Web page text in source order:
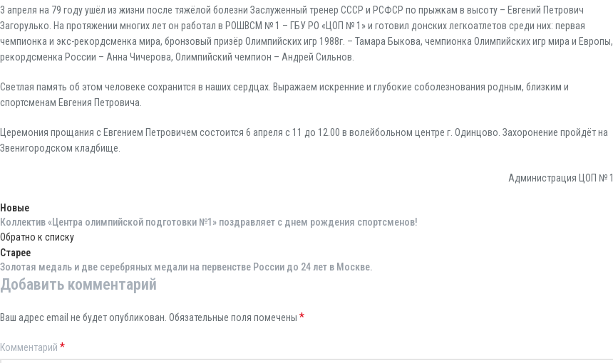
3 апреля на 79 году ушёл из жизни после тяжёлой болезни Заслуженный тренер СССР и РСФСР по прыжкам в высоту – Евгений Петрович
Загорулько. На протяжении многих лет он работал в РОШВСМ № 1 – ГБУ РО «ЦОП № 1» и готовил донских легкоатлетов среди них: первая
чемпионка и экс-рекордсменка мира, бронзовый призёр Олимпийских игр 1988г. – Тамара Быкова, чемпионка Олимпийских игр мира и Европы,
рекордсменка России – Анна Чичерова, Олимпийский чемпион – Андрей Сильнов.
Светлая память об этом человеке сохранится в наших сердцах. Выражаем искренние и глубокие соболезнования родным, близким и
спортсменам Евгения Петровича.
Церемония прощания с Евгением Петровичем состоится 6 апреля с 11 до 12.00 в волейбольном центре г. Одинцово. Захоронение пройдёт на
Звенигородском кладбище.
Администрация ЦОП № 1
Новые
Коллектив «Центра олимпийской подготовки №1» поздравляет с днем рождения спортсменов!
Обратно к списку
Старее
Золотая медаль и две серебряных медали на первенстве России до 24 лет в Москве.
Добавить комментарий
Ваш адрес email не будет опубликован. Обязательные поля помечены *
Комментарий *